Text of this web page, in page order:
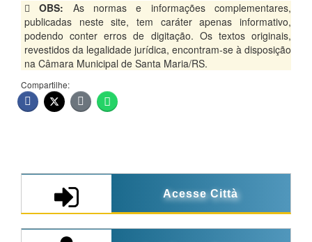
OBS: As normas e informações complementares,
publicadas neste site, tem caráter apenas informativo,
podendo conter erros de digitação. Os textos originais,
revestidos da legalidade jurídica, encontram-se à disposição
na Câmara Municipal de Santa Maria/RS.
Compartilhe:
Acesse Città